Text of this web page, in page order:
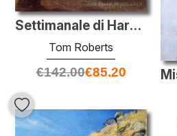
Settimanale di Harper
Tom Roberts
€142.00€85.20